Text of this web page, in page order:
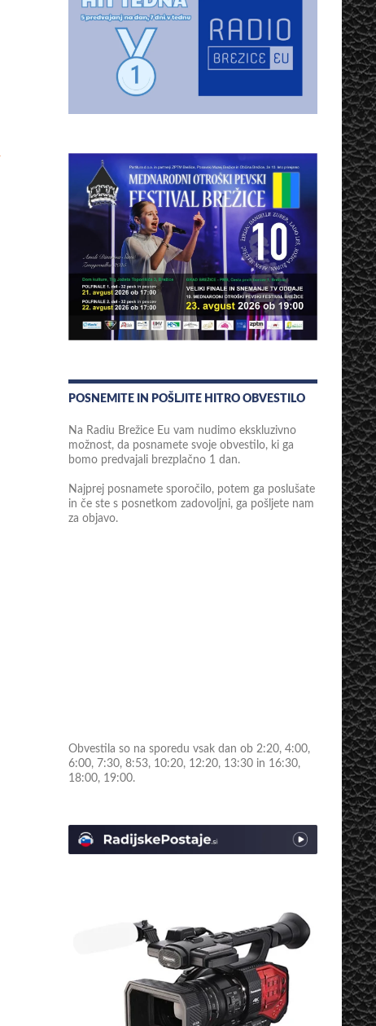
POSNEMITE IN POŠLJITE HITRO OBVESTILO
Na Radiu Brežice Eu vam nudimo ekskluzivno
možnost, da posnamete svoje obvestilo, ki ga
bomo predvajali brezplačno 1 dan.
Najprej posnamete sporočilo, potem ga poslušate
in če ste s posnetkom zadovoljni, ga pošljete nam
za objavo.
Obvestila so na sporedu vsak dan ob 2:20, 4:00,
6:00, 7:30, 8:53, 10:20, 12:20, 13:30 in 16:30,
18:00, 19:00.